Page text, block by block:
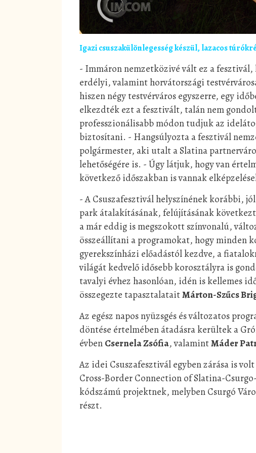
Igazi csuszakülönlegesség készül, lazacos
- Immáron nemzetközivé vált ez a
erdélyi, valamint horvátországi
hiszen négy testvérváros egyszerre, egy
elkezdték ezt a fesztivált, talán nem
professzionálisabb módon tudjuk az
biztosítani. - Hangsúlyozta a fesztivál
polgármester, aki utalt a Slatina
lehetőségére is. - Úgy látjuk, hogy van
következő időszakban is vannak
- A Csuszafesztivál helyszínének korábbi,
park átalakításának, felújításának
a már eddig is megszokott színvonalú,
összeállítani a programokat, hogy minden
gyerekszínházi előadástól kezdve, a
világát kedvelő idősebb korosztályra is
tavalyi évhez hasonlóan, idén is kellemes
összegezte tapasztalataitMárton-Szűcs
Az egész napos nyüzsgés és változatos
döntése értelmében átadásra kerültek a
évben Csernela Zsófia, valamintMáder
Az idei Csuszafesztivál egyben zárása is
Cross-Border Connection of Slatina-
kódszámú projektnek, melyben Csurgó
részt.